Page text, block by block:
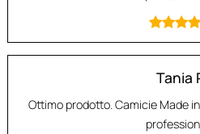
Tania
Ottimo prodotto. Camicie Made